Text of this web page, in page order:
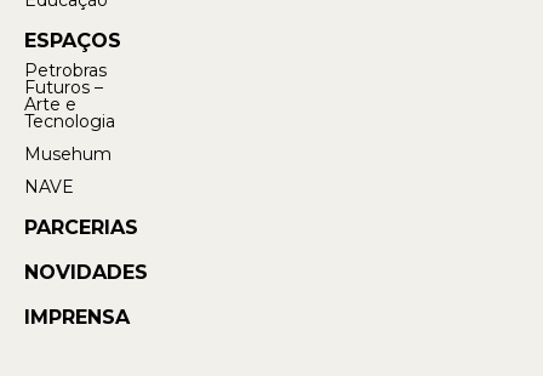
ESPAÇOS
Petrobras
Futuros –
Arte e
Tecnologia
Musehum
NAVE
PARCERIAS
NOVIDADES
IMPRENSA